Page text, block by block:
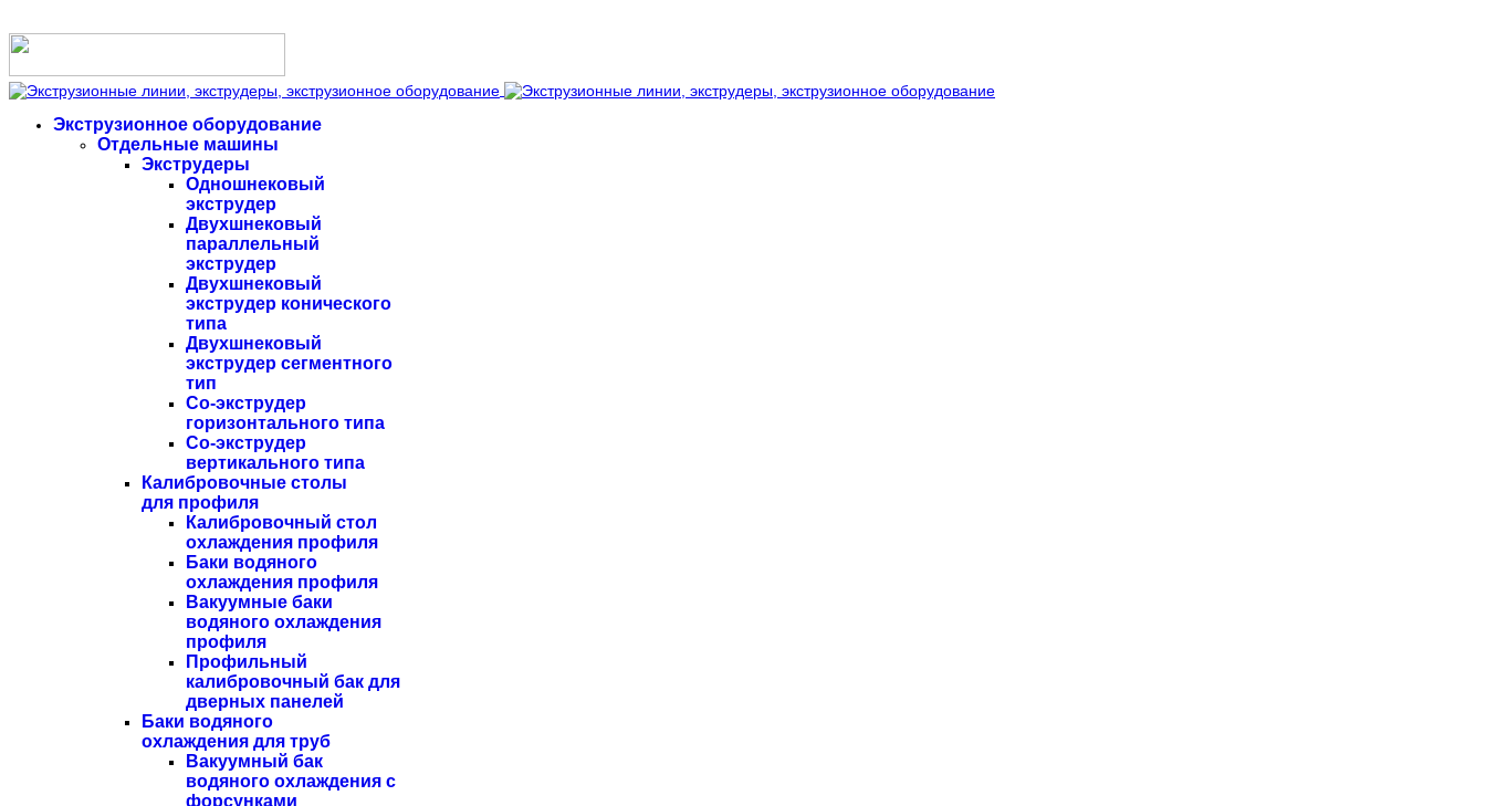
Экструзионное оборудование
Отдельные машины
Экструдеры
Одношнековый
экструдер
Двухшнековый
параллельный
экструдер
Двухшнековый
экструдер конического
типа
Двухшнековый
экструдер сегментного
тип
Со-экструдер
горизонтального типа
Со-экструдер
вертикального типа
Калибровочные столы
для профиля
Калибровочный стол
охлаждения профиля
Баки водяного
охлаждения профиля
Вакуумные баки
водяного охлаждения
профиля
Профильный
калибровочный бак для
дверных панелей
Баки водяного
охлаждения для труб
Вакуумный бак
водяного охлаждения с
форсунками